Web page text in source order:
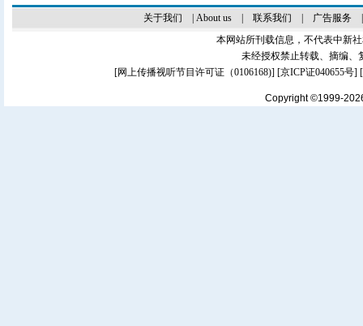
关于我们 About us| 联系我们 广告服务
本网站所刊载信息，不代表中新
未经授权禁止转载、摘编、
[网上传播视听节目许可证（0106168)] [京ICP证040655号]
Copyright ©1999-